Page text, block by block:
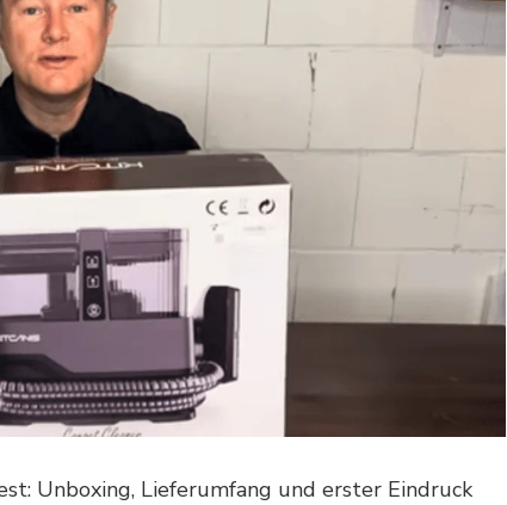
Unboxing, Lieferumfang und erster Eindruck